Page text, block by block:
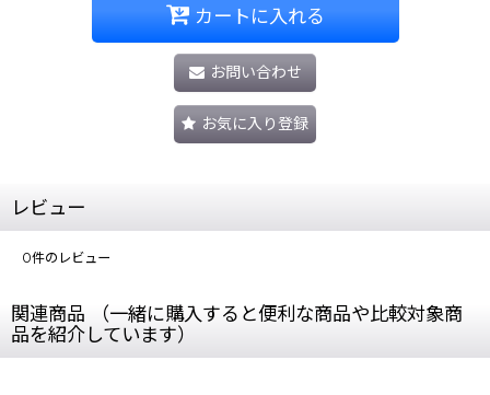
カートに入れる
お問い合わせ
お気に入り登録
レビュー
0件のレビュー
関連商品 （一緒に購入すると便利な商品や比較対象商
品を紹介しています）